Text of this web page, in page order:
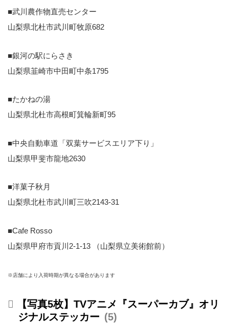
■武川農作物直売センター
山梨県北杜市武川町牧原682
■銀河の駅にらさき
山梨県韮崎市中田町中条1795
■たかねの湯
山梨県北杜市高根町箕輪新町95
■中央自動車道「双葉サービスエリア下り」
山梨県甲斐市龍地2630
■洋菓子秋月
山梨県北杜市武川町三吹2143-31
■Cafe Rosso
山梨県甲府市貢川2-1-13 （山梨県立美術館前）
※店舗により入荷時期が異なる場合があります
【写真5枚】TVアニメ『スーパーカブ』オリ
ジナルステッカー
5